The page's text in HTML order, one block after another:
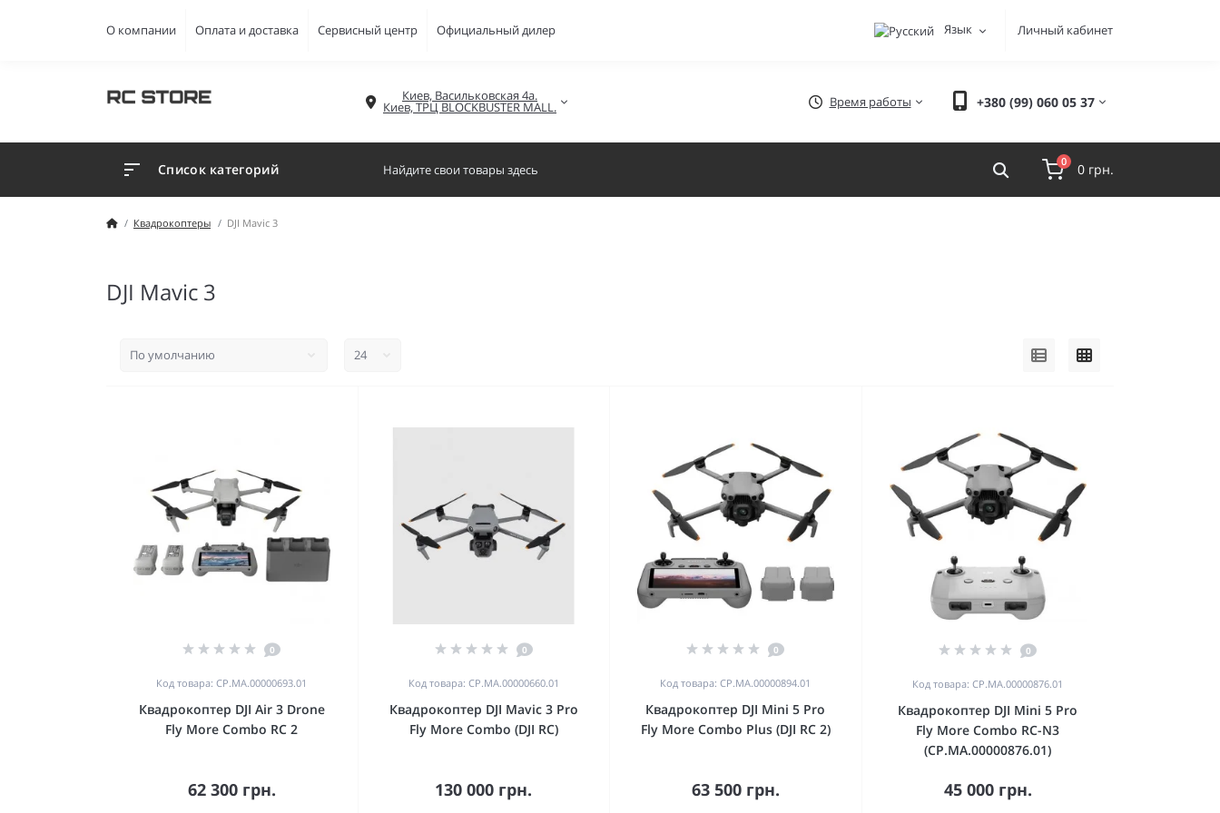
О компании Оплата и доставка Сервисный центр Официальный дилер Язык Личный кабинет
Киев, Васильковская 4а.
Киев, ТРЦ BLOCKBUSTER MALL. Время работы +380 (99) 060 05 37
Список категорий 0 0 грн.
Квадрокоптеры DJI Mavic 3
DJI Mavic 3
0
Код товара: CP.MA.00000693.01
Квадрокоптер DJI Air 3 Drone
Fly More Combo RC 2
62 300 грн.
0
Код товара: CP.MA.00000660.01
Квадрокоптер DJI Mavic 3 Pro
Fly More Combo (DJI RC)
130 000 грн.
0
Код товара: CP.MA.00000894.01
Квадрокоптер DJI Mini 5 Pro
Fly More Combo Plus (DJI RC 2)
63 500 грн.
0
Код товара: CP.MA.00000876.01
Квадрокоптер DJI Mini 5 Pro
Fly More Combo RC-N3
(CP.MA.00000876.01)
45 000 грн.